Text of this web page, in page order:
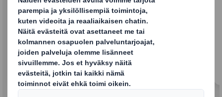
Kahden yrityksen toimintojen yhdistyessä
tutut kontaktihenkilösi jatkavat yhteistyötä
kanssasi kaikilla osa-alueilla – asiakassuhteen
hoidosta toimituksiin ja palveluun.
Huolehdimme siitä, että saat meiltä joka
vaiheessa erinomaista palvelua.